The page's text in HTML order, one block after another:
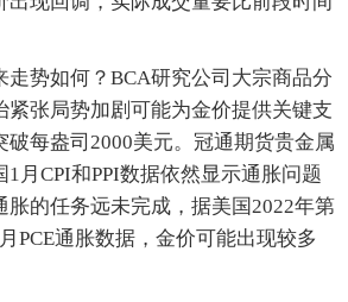
势如何？BCA研究公司大宗商品分
紧张局势加剧可能为金价提供关键支
破每盎司2000美元。冠通期货贵金属
月CPI和PPI数据依然显示通胀问题
胀的任务远未完成，据美国2022年第
PCE通胀数据，金价可能出现较多